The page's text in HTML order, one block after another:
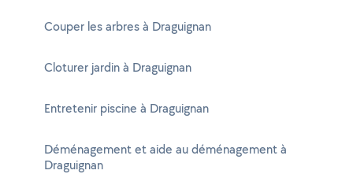
Couper les arbres à Draguignan
Cloturer jardin à Draguignan
Entretenir piscine à Draguignan
Déménagement et aide au déménagement à
Draguignan